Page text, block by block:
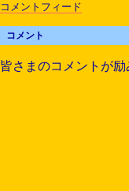
コメントフィード
コメント
皆さまのコメントが